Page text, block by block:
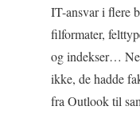
IT-ansvar i flere
filformater,
og indekser…
ikke, de hadde
fra Outlook til